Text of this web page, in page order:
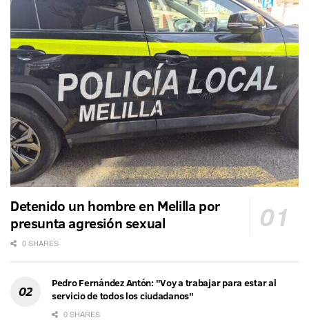
Detenido un hombre en Melilla por
presunta agresión sexual
0 SHARES
Pedro Fernández Antón: "Voy a trabajar para estar al
servicio de todos los ciudadanos"
0 SHARES